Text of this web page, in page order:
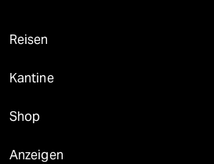
Reisen
Kantine
Shop
Anzeigen